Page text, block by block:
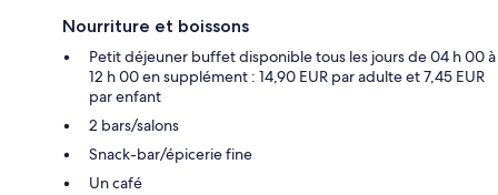
Nourriture et boissons
Petit déjeuner buffet disponible tous les jours de 04 h 00 à
12 h 00 en supplément : 14,90 EUR par adulte et 7,45 EUR
par enfant
2 bars/salons
Snack-bar/épicerie fine
Un café